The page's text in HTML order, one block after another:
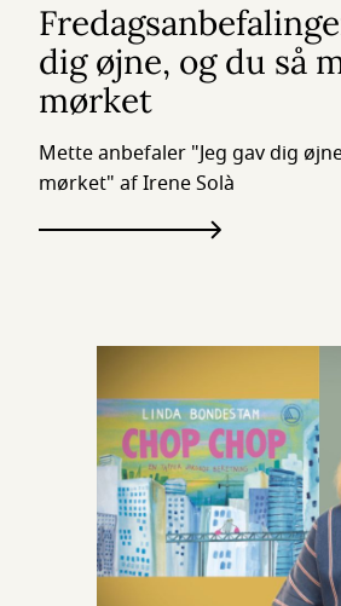
dig øjne, og du så
mørket
Mette anbefaler "Jeg gav dig
mørket" af Irene Solà